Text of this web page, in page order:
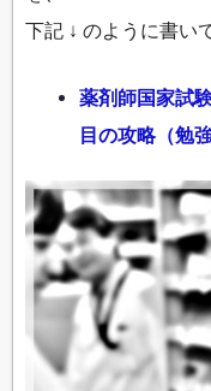
下記 ↓ のように書い
薬剤師国家試
目の攻略（勉